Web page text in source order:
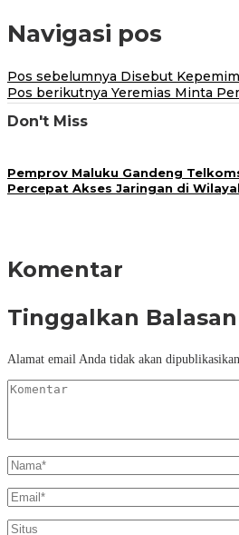
Navigasi pos
Pos sebelumnya Disebut
Pos berikutnya Yeremias Minta
Don't Miss
Pemprov Maluku Gandeng
Percepat Akses Jaringan di
Komentar
Tinggalkan Balasan
Alamat email Anda tidak akan dipublikasikan.